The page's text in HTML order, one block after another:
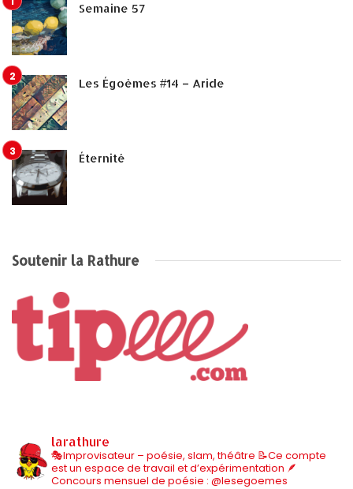
Semaine 57
Les Égoèmes #14 – Aride
Éternité
Soutenir la Rathure
larathure
🎭Improvisateur – poésie, slam, théâtre 📝Ce compte
est un espace de travail et d’expérimentation 🪶
Concours mensuel de poésie : @lesegoemes